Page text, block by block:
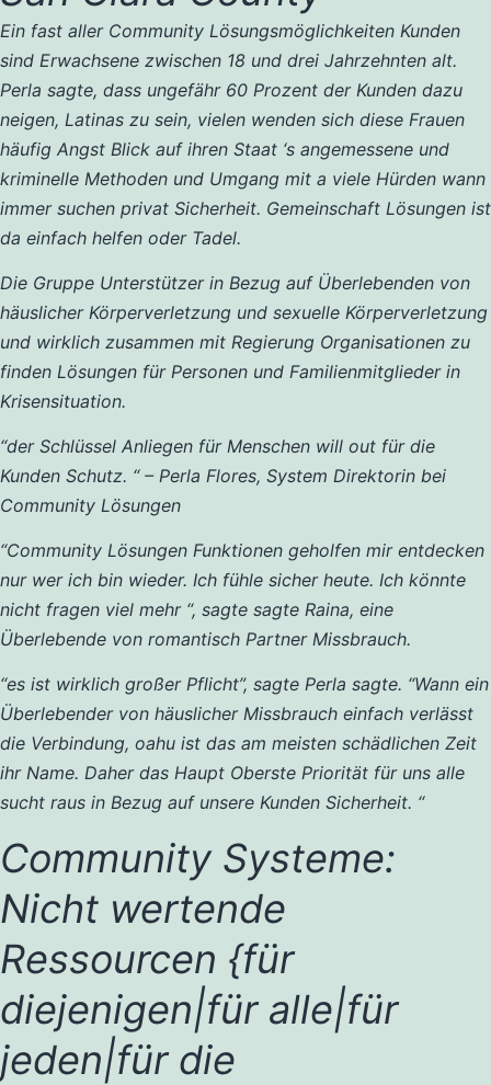
Ein fast aller Community Lösungsmöglichkeiten Kunden
sind Erwachsene zwischen 18 und drei Jahrzehnten alt.
Perla sagte, dass ungefähr 60 Prozent der Kunden dazu
neigen, Latinas zu sein, vielen wenden sich diese Frauen
häufig Angst Blick auf ihren Staat ‘s angemessene und
kriminelle Methoden und Umgang mit a viele Hürden wann
immer suchen privat Sicherheit. Gemeinschaft Lösungen ist
da einfach helfen oder Tadel.
Die Gruppe Unterstützer in Bezug auf Überlebenden von
häuslicher Körperverletzung und sexuelle Körperverletzung
und wirklich zusammen mit Regierung Organisationen zu
finden Lösungen für Personen und Familienmitglieder in
Krisensituation.
“der Schlüssel Anliegen für Menschen will out für die
Kunden Schutz. “– Perla Flores, System Direktorin bei
Community Lösungen
“Community Lösungen Funktionen geholfen mir entdecken
nur wer ich bin wieder. Ich fühle sicher heute. Ich könnte
nicht fragen viel mehr “, sagte sagte Raina, eine
Überlebende von romantisch Partner Missbrauch.
“es ist wirklich großer Pflicht”, sagte Perla sagte. “Wann ein
Überlebender von häuslicher Missbrauch einfach verlässt
die Verbindung, oahu ist das am meisten schädlichen Zeit
ihr Name. Daher das Haupt Oberste Priorität für uns alle
sucht raus in Bezug auf unsere Kunden Sicherheit. “
Community Systeme:
Nicht wertende
Ressourcen {für
diejenigen|für alle|für
jeden|für die